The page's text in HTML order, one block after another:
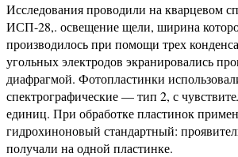
Исследования проводили на кварцевом
ИСП-28,. освещение щели, ширина
производилось при помощи трех
угольных электродов экранировались
диафрагмой. Фотопластинки
спектрографические — тип 2, с
единиц. При обработке пластинок
гидрохиноновый стандартный:
получали на одной пластинке.